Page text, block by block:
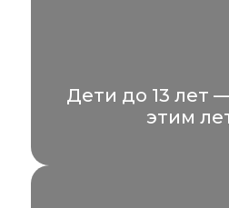
Дети до 13 лет
этим